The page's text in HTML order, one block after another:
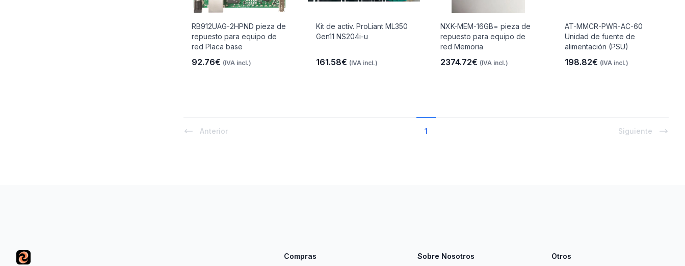
RB912UAG-2HPND pieza de
repuesto para equipo de
red Placa base
92.76€ (IVA incl.)
Kit de activ. ProLiant ML350
Gen11 NS204i-u
161.58€ (IVA incl.)
NXK-MEM-16GB= pieza de
repuesto para equipo de
red Memoria
2374.72€ (IVA incl.)
AT-MMCR-PWR-AC-60
Unidad de fuente de
alimentación (PSU)
198.82€ (IVA incl.)
Anterior 1 Siguiente
Compras Sobre Nosotros Otros